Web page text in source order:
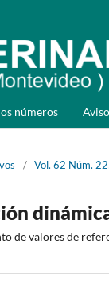
números
/ Vol. 62 Núm.
de valores de